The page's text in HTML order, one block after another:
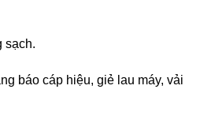
sạch.
báo cáp hiệu, giẻ lau máy, vải